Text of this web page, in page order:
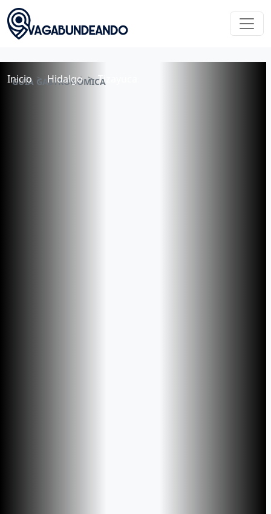
Inicio Hidalgo Tizayuca
GUÍA GASTRONÓMICA